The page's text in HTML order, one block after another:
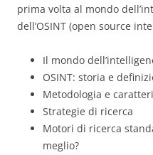
prima volta al mondo
dell’OSINT (open source
Il mondo
OSINT: storia e
Metodologia e
Strategie di ricerca
Motori di ricerca
meglio?